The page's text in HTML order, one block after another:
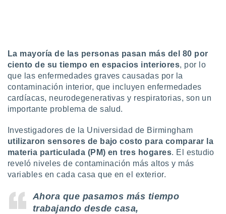
de
sitio
En
que
el sitio
se
para
ni para
o
La mayoría de las personas pasan más del 80 por
ciento de su tiempo en espacios interiores, por lo
que las enfermedades graves causadas por la
contaminación interior, que incluyen enfermedades
cardíacas, neurodegenerativas y respiratorias, son un
importante problema de salud.
Investigadores de la Universidad de Birmingham
utilizaron sensores de bajo costo para comparar la
materia particulada (PM) en tres hogares. El estudio
reveló niveles de contaminación más altos y más
variables en cada casa que en el exterior.
Ahora que pasamos más tiempo
trabajando desde casa,